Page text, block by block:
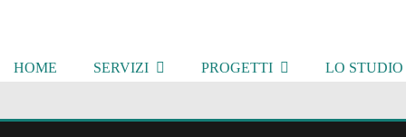
HOME SERVIZI PROGETTI LO STUDIO